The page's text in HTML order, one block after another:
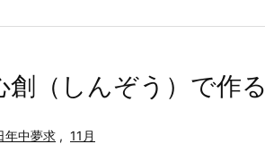
創（しんぞう）で作る
中夢求 , 11月